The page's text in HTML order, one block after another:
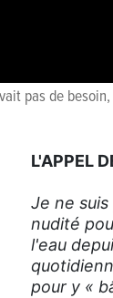
pas de
L'APPEL
Je ne
nudité
l'eau
pour y «